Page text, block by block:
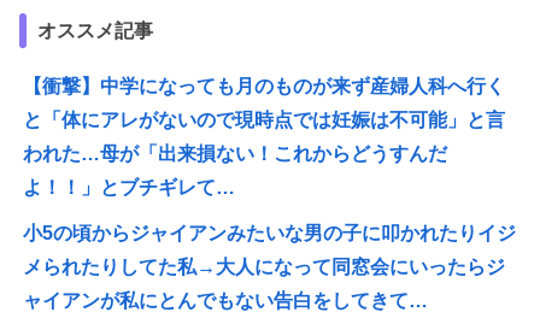
オススメ記事
【衝撃】中学になっても月のものが来ず産婦人科へ行く
と「体にアレがないので現時点では妊娠は不可能」と言
われた…母が「出来損ない！これからどうすんだ
よ！！」とブチギレて…
小5の頃からジャイアンみたいな男の子に叩かれたりイジ
メられたりしてた私→大人になって同窓会にいったらジ
ャイアンが私にとんでもない告白をしてきて…